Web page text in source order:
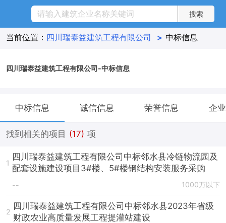
当前位置： 四川瑞泰益建筑工程有限公司 > 中标信息
四川瑞泰益建筑工程有限公司-中标信息
中标信息 诚信信息 荣誉信息 企
找到相关的项目 (17) 项
1
四川瑞泰益建筑工程有限公司中标邻水县冷链物流园及
配套设施建设项目3#楼、5#楼钢结构安装服务采购
-- 1000万以下
2
四川瑞泰益建筑工程有限公司中标邻水县2023年省级
财政农业高质量发展工程提灌站建设